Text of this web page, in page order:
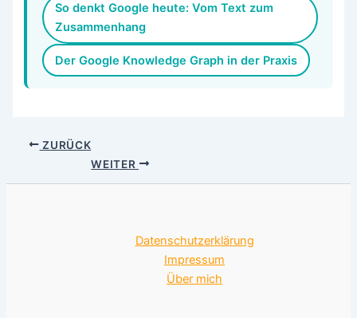
So denkt Google heute: Vom Text zum
Zusammenhang
Der Google Knowledge Graph in der Praxis
ZURÜCK
WEITER
Datenschutzerklärung
Impressum
Über mich